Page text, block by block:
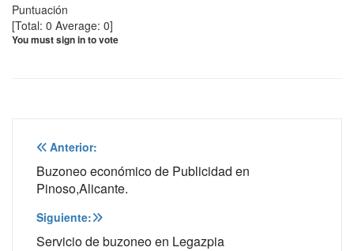
Puntuación
[Total: 0 Average: 0]
You must sign in to vote
Navegación
de
entradas
Anterior:
Buzoneo económico de Publicidad en
Pinoso,Alicante.
Siguiente:
Servicio de buzoneo en Legazpia